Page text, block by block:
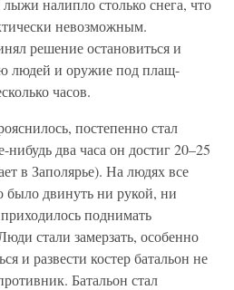
налипло столько снега, что
невозможным.
решение остановиться и
людей и оружие под плащ-
часов.
постепенно стал
нибудь два часа он достиг 20–25
в Заполярье). На людях все
было двинуть ни рукой, ни
поднимать
стали замерзать, особенно
и развести костер батальон не
Батальон стал